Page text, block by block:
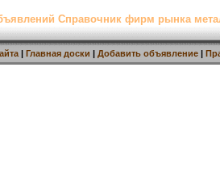
Справочник фирм рынка
| Главная доски | Добавить объявление |